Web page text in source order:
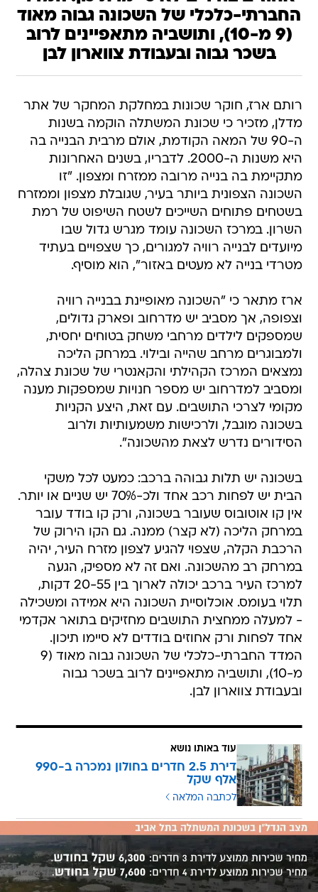
החברתי-כלכלי של השכונה גבוה מאוד
(9 מ-10), ותושביה מתאפיינים לרוב
בשכר גבוה ובעבודת צווארון לבן
רותם ארז, חוקר שכונות במחלקת המחקר של אתר
מדלן, מזכיר כי שכונת המשתלה הוקמה בשנות
ה-90 של המאה הקודמת, אולם מרבית הבנייה בה
היא משנות ה-2000. לדבריו, בשנים האחרונות
מתקיימת בה בנייה מרובה ממזרח ומצפון. "זו
השכונה הצפונית ביותר בעיר, שגובלת מצפון וממזרח
בשטחים פתוחים השייכים לשטח השיפוט של רמת
השרון. במרכז השכונה עומד מגרש גדול שבו
מיועדים לבנייה רוויה למגורים, כך שצפויים בעתיד
מטרדי בנייה לא מעטים באזור", הוא מוסיף.
ארז מתאר כי "השכונה מאופיינת בבנייה רוויה
וצפופה, אך מסביב יש מדרחוב ופארק גדולים,
שמספקים לילדים מרחבי משחק בטוחים יחסית,
ולמבוגרים מרחב שהייה ובילוי. במרחק הליכה
נמצאים המרכז הקהילתי והקאנטרי של שכונת צהלה,
ומסביב למדרחוב יש מספר חנויות שמספקות מענה
מקומי לצרכי התושבים. עם זאת, היצע הקניות
בשכונה מוגבל, ולרכישות משמעותיות ולרוב
הסידורים נדרש לצאת מהשכונה".
בשכונה יש תלות גבוהה ברכב: כמעט לכל משקי
הבית יש לפחות רכב אחד ולכ-70% יש שניים או יותר.
אין קו אוטובוס שעובר בשכונה, ורק קו בודד עובר
במרחק הליכה (לא קצר) ממנה. גם הקו הירוק של
הרכבת הקלה, שצפוי להגיע לצפון מזרח העיר, יהיה
במרחק רב מהשכונה. ואם זה לא מספיק, הגעה
למרכז העיר ברכב יכולה לארוך בין 20-55 דקות,
תלוי בעומס. אוכלוסיית השכונה היא אמידה ומשכילה
- למעלה ממחצית התושבים מחזיקים בתואר אקדמי
אחד לפחות ורק אחוזים בודדים לא סיימו תיכון.
המדד החברתי-כלכלי של השכונה גבוה מאוד (9
מ-10), ותושביה מתאפיינים לרוב בשכר גבוה
ובעבודת צווארון לבן.
עוד באותו נושא
דירת 2.5 חדרים בחולון נמכרה ב-990
אלף שקל
לכתבה המלאה